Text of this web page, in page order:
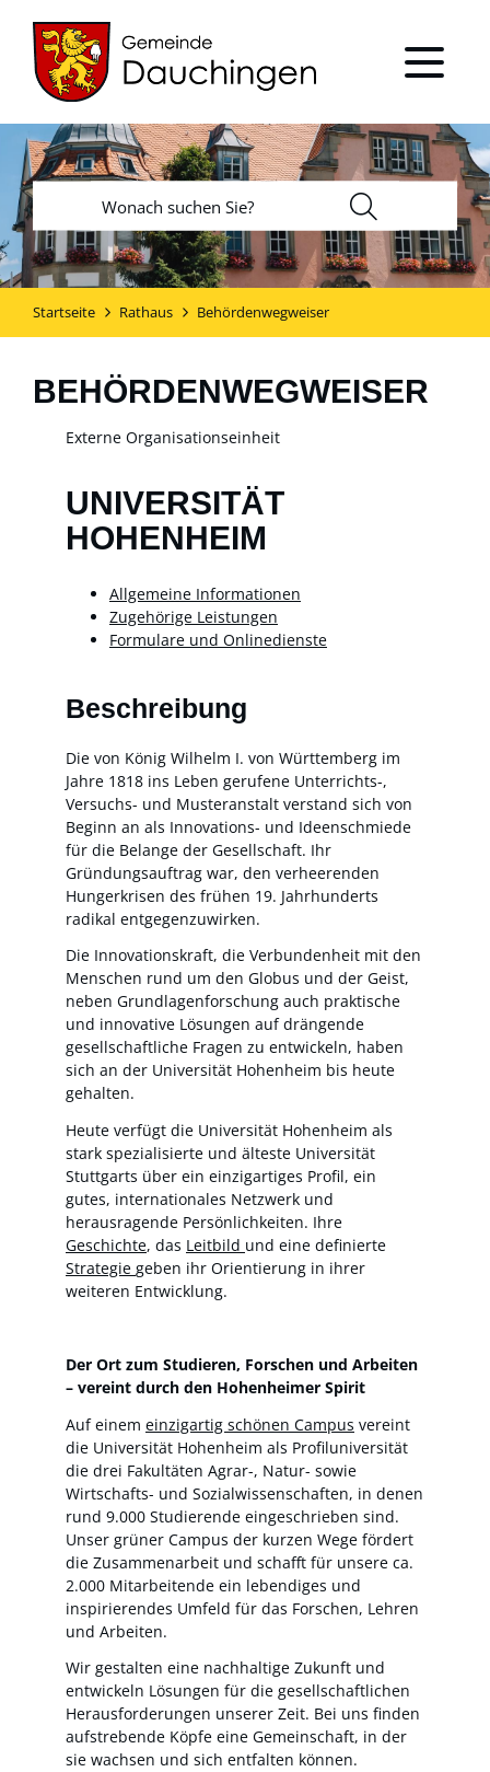
Startseite Rathaus Behördenwegweiser
BEHÖRDENWEGWEISER
Externe Organisationseinheit
UNIVERSITÄT
HOHENHEIM
Allgemeine Informationen
Zugehörige Leistungen
Formulare und Onlinedienste
Beschreibung
Die von König Wilhelm I. von Württemberg im
Jahre 1818 ins Leben gerufene Unterrichts-,
Versuchs- und Musteranstalt verstand sich von
Beginn an als Innovations- und Ideenschmiede
für die Belange der Gesellschaft. Ihr
Gründungsauftrag war, den verheerenden
Hungerkrisen des frühen 19. Jahrhunderts
radikal entgegenzuwirken.
Die Innovationskraft, die Verbundenheit mit den
Menschen rund um den Globus und der Geist,
neben Grundlagenforschung auch praktische
und innovative Lösungen auf drängende
gesellschaftliche Fragen zu entwickeln, haben
sich an der Universität Hohenheim bis heute
gehalten.
Heute verfügt die Universität Hohenheim als
stark spezialisierte und älteste Universität
Stuttgarts über ein einzigartiges Profil, ein
gutes, internationales Netzwerk und
herausragende Persönlichkeiten. Ihre
Geschichte, das Leitbild und eine definierte
Strategie geben ihr Orientierung in ihrer
weiteren Entwicklung.
Der Ort zum Studieren, Forschen und Arbeiten
– vereint durch den Hohenheimer Spirit
Auf einem einzigartig schönen Campus vereint
die Universität Hohenheim als Profiluniversität
die drei Fakultäten Agrar-, Natur- sowie
Wirtschafts- und Sozialwissenschaften, in denen
rund 9.000 Studierende eingeschrieben sind.
Unser grüner Campus der kurzen Wege fördert
die Zusammenarbeit und schafft für unsere ca.
2.000 Mitarbeitende ein lebendiges und
inspirierendes Umfeld für das Forschen, Lehren
und Arbeiten.
Wir gestalten eine nachhaltige Zukunft und
entwickeln Lösungen für die gesellschaftlichen
Herausforderungen unserer Zeit. Bei uns finden
aufstrebende Köpfe eine Gemeinschaft, in der
sie wachsen und sich entfalten können.